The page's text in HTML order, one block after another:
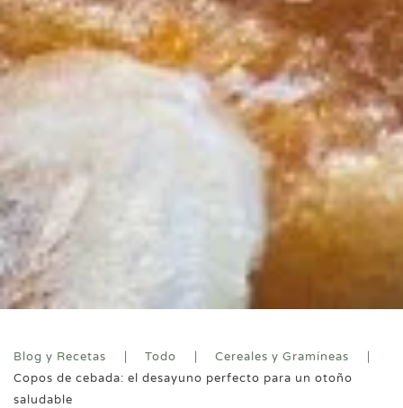
Blog y Recetas Todo
Cereales y Gramíneas
Copos de cebada: el desayuno perfecto para un otoño
saludable